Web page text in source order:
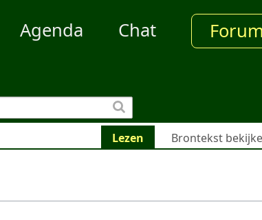
Agenda Chat Forum
Lezen Brontekst